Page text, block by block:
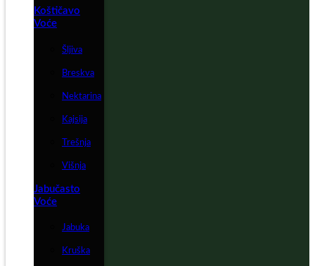
Koštičavo
Voće
Šljiva
Breskva
Nektarina
Kajsija
Trešnja
Višnja
Jabučasto
Voće
Jabuka
Kruška